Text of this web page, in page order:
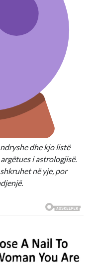
dhe kjo listë
i astrologjisë.
në yje, por